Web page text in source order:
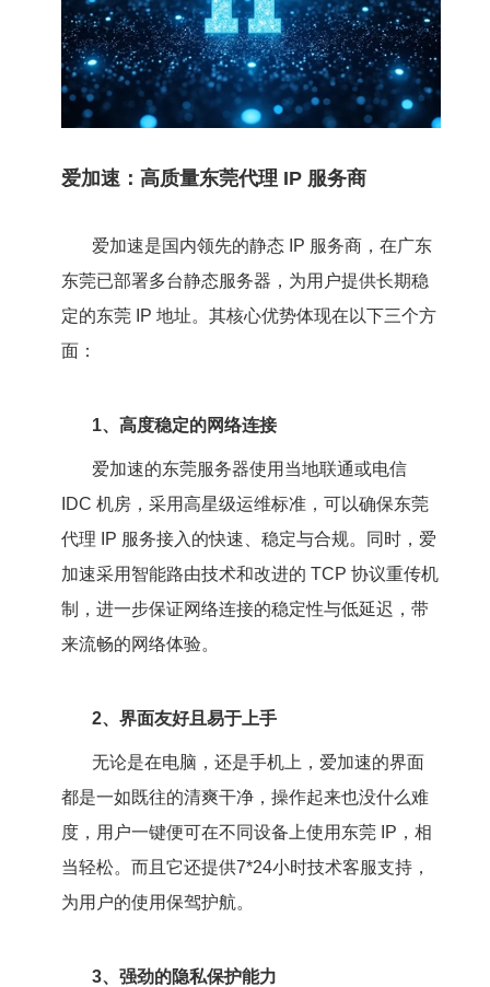
爱加速：高质量东莞代理 IP 服务商
爱加速是国内领先的静态 IP 服务商，在广东
东莞已部署多台静态服务器，为用户提供长期稳
定的东莞 IP 地址。其核心优势体现在以下三个方
面：
1、高度稳定的网络连接
爱加速的东莞服务器使用当地联通或电信
IDC 机房，采用高星级运维标准，可以确保东莞
代理 IP 服务接入的快速、稳定与合规。同时，爱
加速采用智能路由技术和改进的 TCP 协议重传机
制，进一步保证网络连接的稳定性与低延迟，带
来流畅的网络体验。
2、界面友好且易于上手
无论是在电脑，还是手机上，爱加速的界面
都是一如既往的清爽干净，操作起来也没什么难
度，用户一键便可在不同设备上使用东莞 IP，相
当轻松。而且它还提供7*24小时技术客服支持，
为用户的使用保驾护航。
3、强劲的隐私保护能力